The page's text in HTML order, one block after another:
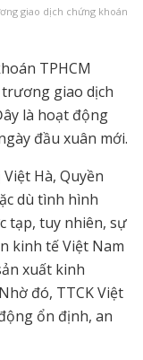
giao dịch chứng khoán
TPHCM
trương giao dịch
là hoạt động
đầu xuân mới.
Hà, Quyền
dù tình hình
tạp, tuy nhiên, sự
kinh tế Việt Nam
xuất kinh
đó, TTCK Việt
ổn định, an